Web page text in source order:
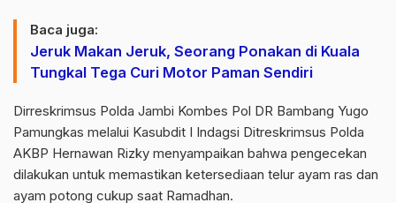
Baca juga:
Jeruk Makan Jeruk, Seorang Ponakan di Kuala
Tungkal Tega Curi Motor Paman Sendiri
Dirreskrimsus Polda Jambi Kombes Pol DR Bambang Yugo
Pamungkas melalui Kasubdit I Indagsi Ditreskrimsus Polda
AKBP Hernawan Rizky menyampaikan bahwa pengecekan
dilakukan untuk memastikan ketersediaan telur ayam ras dan
ayam potong cukup saat Ramadhan.